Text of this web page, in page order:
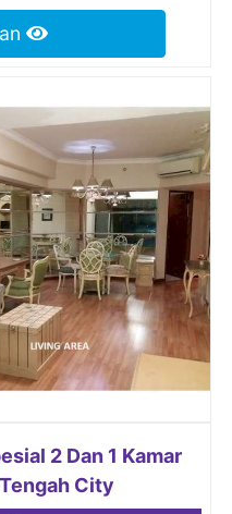
2 Dan 1 Kamar
City